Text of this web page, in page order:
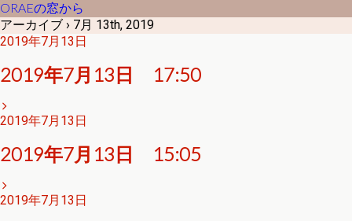
ORAEの窓から
アーカイブ › 7月 13th, 2019
2019年7月13日
2019年7月13日 17:50
2019年7月13日
2019年7月13日 15:05
2019年7月13日